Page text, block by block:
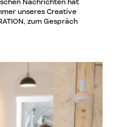
Nachrichten hat
unseres Creative
zum Gespräch